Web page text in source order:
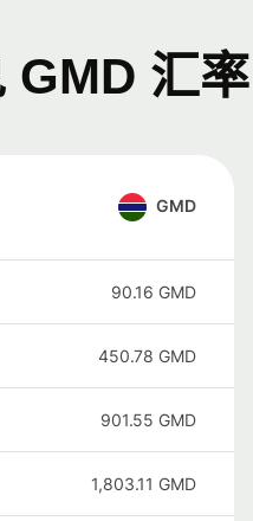
GMD 汇率
GMD
90.16 GMD
450.78 GMD
901.55 GMD
1,803.11 GMD